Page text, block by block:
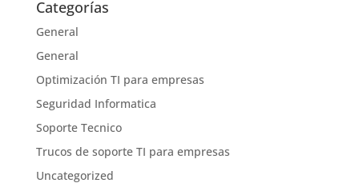
Categorías
General
General
Optimización TI para empresas
Seguridad Informatica
Soporte Tecnico
Trucos de soporte TI para empresas
Uncategorized